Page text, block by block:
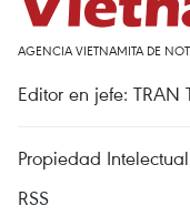
AGENCIA VIETNAMITA DE
Editor en jefe: TRAN
Propiedad Intelectual
RSS